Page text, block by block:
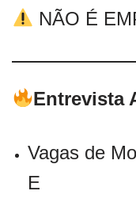
NÃO É
Entrevista
Vagas de
E